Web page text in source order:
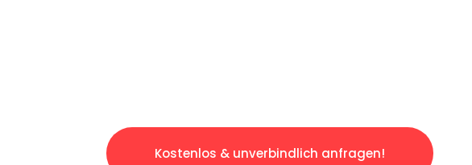
Kostenlos & unverbindlich anfragen!